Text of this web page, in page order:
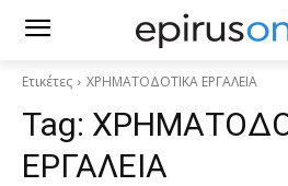
Ετικέτες ΧΡΗΜΑΤΟΔΟΤΙΚΑ ΕΡΓΑΛΕΙΑ
Tag:
ΕΡΓΑΛΕΙΑ